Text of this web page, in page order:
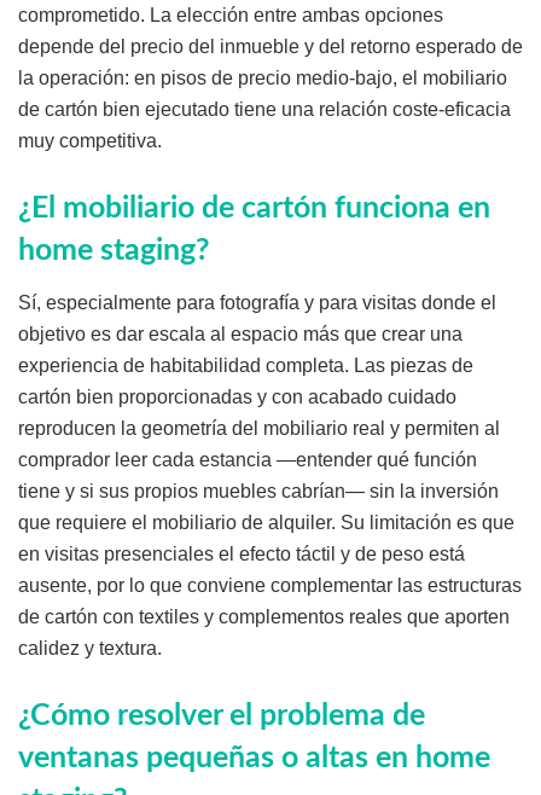
comprometido. La elección entre ambas opciones
depende del precio del inmueble y del retorno esperado de
la operación: en pisos de precio medio-bajo, el mobiliario
de cartón bien ejecutado tiene una relación coste-eficacia
muy competitiva.
¿El mobiliario de cartón funciona en
home staging?
Sí, especialmente para fotografía y para visitas donde el
objetivo es dar escala al espacio más que crear una
experiencia de habitabilidad completa. Las piezas de
cartón bien proporcionadas y con acabado cuidado
reproducen la geometría del mobiliario real y permiten al
comprador leer cada estancia —entender qué función
tiene y si sus propios muebles cabrían— sin la inversión
que requiere el mobiliario de alquiler. Su limitación es que
en visitas presenciales el efecto táctil y de peso está
ausente, por lo que conviene complementar las estructuras
de cartón con textiles y complementos reales que aporten
calidez y textura.
¿Cómo resolver el problema de
ventanas pequeñas o altas en home